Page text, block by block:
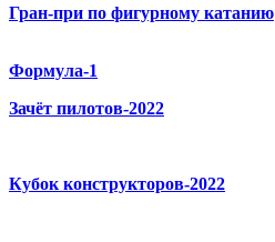
Гран-при по фигурному катанию
Формула-1
Зачёт пилотов-2022
Кубок конструкторов-2022